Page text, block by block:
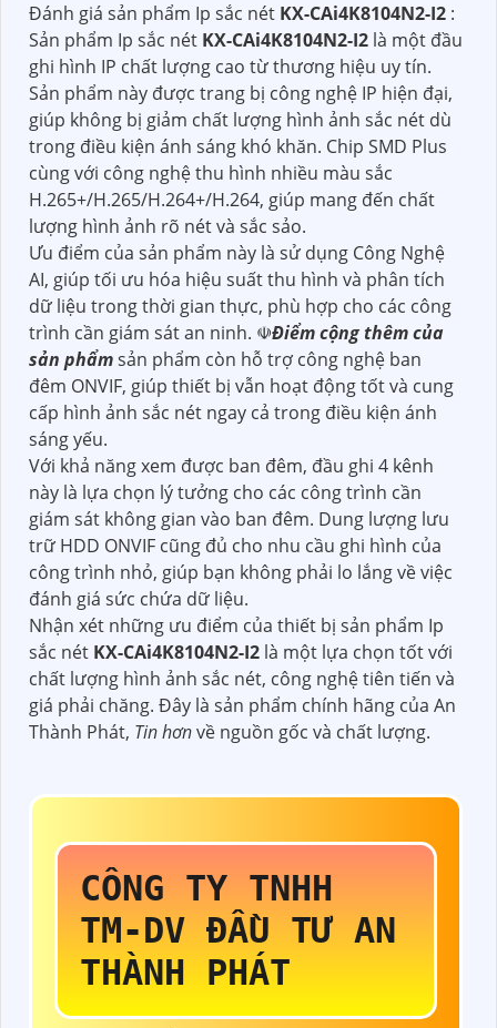
Đánh giá sản phẩm Ip sắc nét KX-CAi4K8104N2-I2 :
Sản phẩm Ip sắc nét KX-CAi4K8104N2-I2 là một đầu
ghi hình IP chất lượng cao từ thương hiệu uy tín.
Sản phẩm này được trang bị công nghệ IP hiện đại,
giúp không bị giảm chất lượng hình ảnh sắc nét dù
trong điều kiện ánh sáng khó khăn. Chip SMD Plus
cùng với công nghệ thu hình nhiều màu sắc
H.265+/H.265/H.264+/H.264, giúp mang đến chất
lượng hình ảnh rõ nét và sắc sảo.
Ưu điểm của sản phẩm này là sử dụng Công Nghệ
AI, giúp tối ưu hóa hiệu suất thu hình và phân tích
dữ liệu trong thời gian thực, phù hợp cho các công
trình cần giám sát an ninh. ☫Điểm cộng thêm của
sản phẩmsản phẩm còn hỗ trợ công nghệ ban
đêm ONVIF, giúp thiết bị vẫn hoạt động tốt và cung
cấp hình ảnh sắc nét ngay cả trong điều kiện ánh
sáng yếu.
Với khả năng xem được ban đêm, đầu ghi 4 kênh
này là lựa chọn lý tưởng cho các công trình cần
giám sát không gian vào ban đêm. Dung lượng lưu
trữ HDD ONVIF cũng đủ cho nhu cầu ghi hình của
công trình nhỏ, giúp bạn không phải lo lắng về việc
đánh giá sức chứa dữ liệu.
Nhận xét những ưu điểm của thiết bị sản phẩm Ip
sắc nét KX-CAi4K8104N2-I2 là một lựa chọn tốt với
chất lượng hình ảnh sắc nét, công nghệ tiên tiến và
giá phải chăng. Đây là sản phẩm chính hãng của An
Thành Phát, Tin hơnvề nguồn gốc và chất lượng.
CÔNG TY TNHH
TM-DV ĐẦU TƯ AN
THÀNH PHÁT